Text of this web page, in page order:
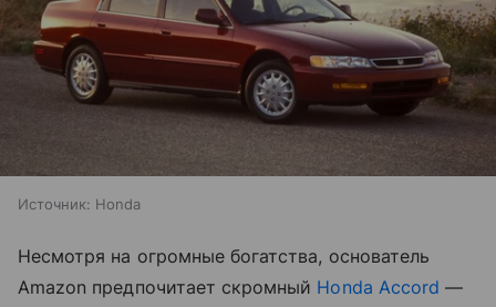
Источник: Honda
Несмотря на огромные богатства, основатель
Amazon предпочитает скромный Honda Accord —